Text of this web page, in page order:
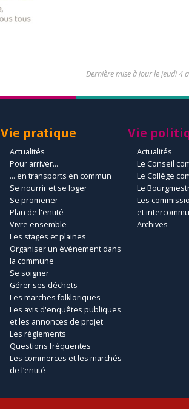
Dernière mise à jour lejeudi 4
Vie pratique
Actualités
Pour arriver...
... en transports en commun
Se nourrir et se loger
Se promener
Plan de l'entité
Vivre ensemble
Les stages et plaines
Organiser un évènement dans
la commune
Se soigner
Gérer ses déchets
Les marches folkloriques
Les avis d'enquêtes publiques
et les annonces de projet
Les règlements
Questions fréquentes
Les commerces et les marchés
de l’entité
Vie
Actualités
Le Conseil
Le Collège
Le
Les
et
Archives